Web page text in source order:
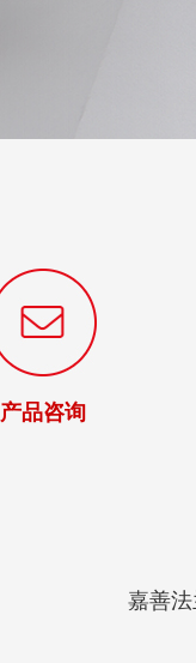
嘉善
产品咨询